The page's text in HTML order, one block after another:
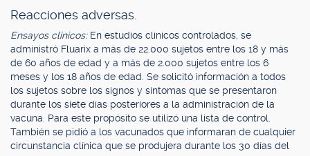
Reacciones adversas.
Ensayos clínicos: En estudios clínicos controlados, se
administró Fluarix a más de 22.000 sujetos entre los 18 y más
de 60 años de edad y a más de 2.000 sujetos entre los 6
meses y los 18 años de edad. Se solicitó información a todos
los sujetos sobre los signos y síntomas que se presentaron
durante los siete días posteriores a la administración de la
vacuna. Para este propósito se utilizó una lista de control.
También se pidió a los vacunados que informaran de cualquier
circunstancia clínica que se produjera durante los 30 días del